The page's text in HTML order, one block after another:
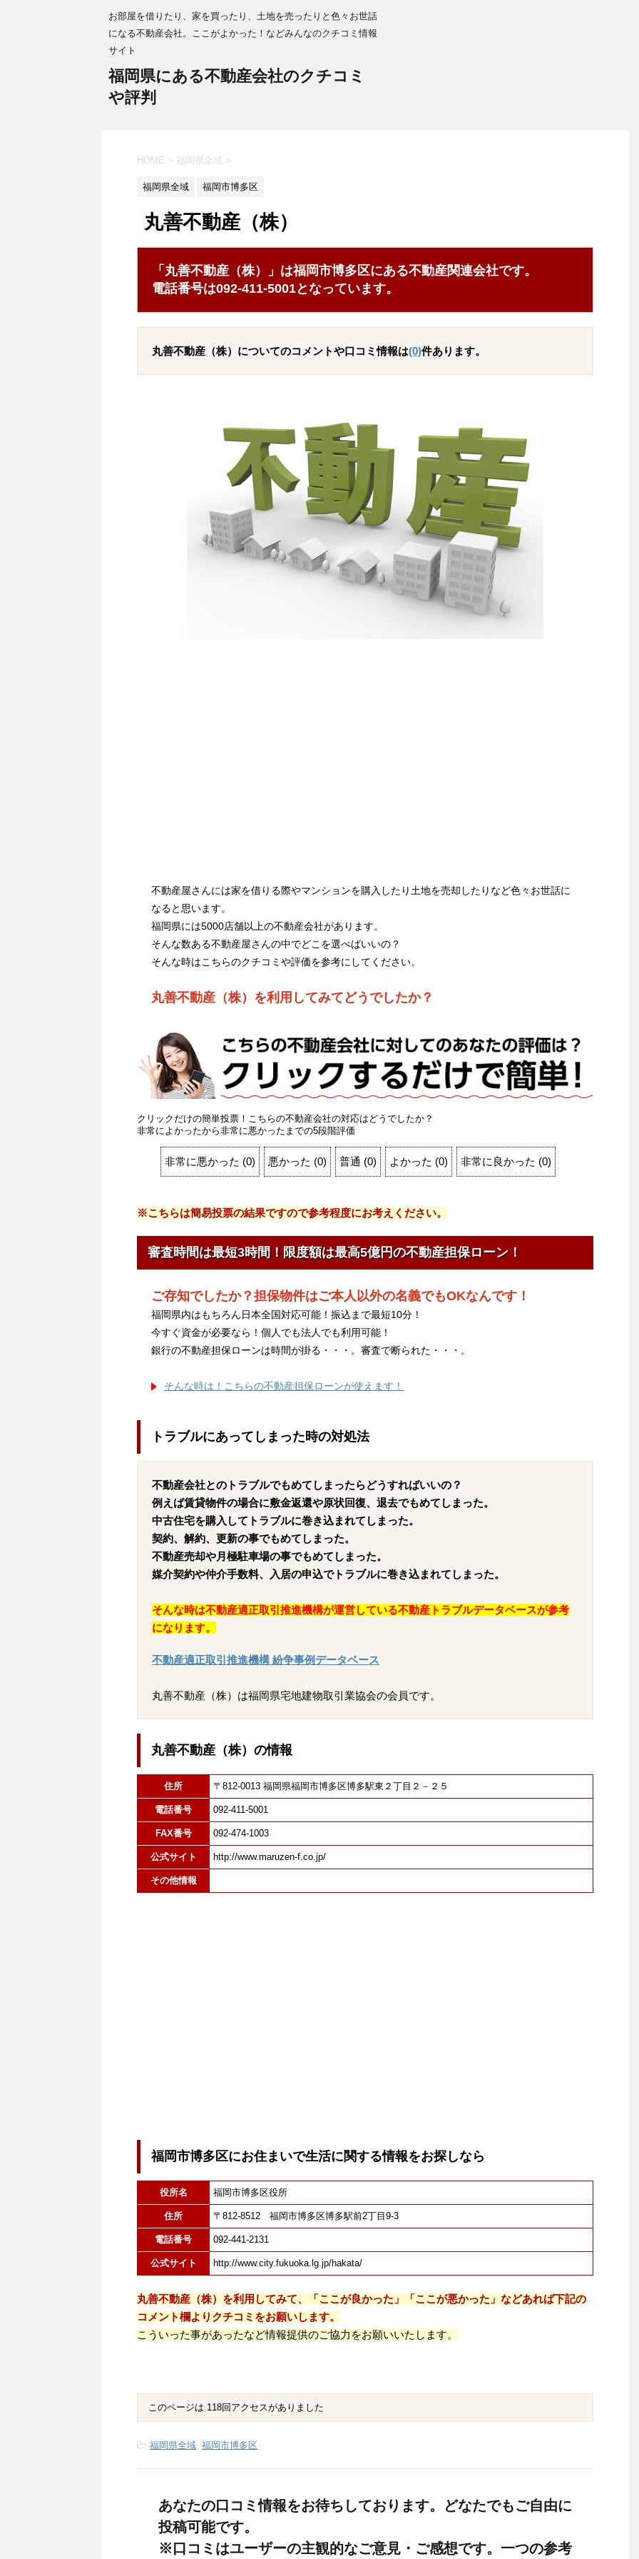
お部屋を借りたり、家を買ったり、土地を売ったりと色々お世話
になる不動産会社。ここがよかった！などみんなのクチコミ情報
サイト
福岡県にある不動産会社のクチコミ
や評判
HOME > 福岡県全域 >
福岡県全域 福岡市博多区
丸善不動産（株）
「丸善不動産（株）」は福岡市博多区にある不動産関連会社です。
電話番号は092-411-5001となっています。
丸善不動産（株）についてのコメントや口コミ情報は(0)件あります。
不動産屋さんには家を借りる際やマンションを購入したり土地を売却したりなど色々お世話に
なると思います。
福岡県には5000店舗以上の不動産会社があります。
そんな数ある不動産屋さんの中でどこを選べばいいの？
そんな時はこちらのクチコミや評価を参考にしてください。
丸善不動産（株）を利用してみてどうでしたか？
クリックだけの簡単投票！こちらの不動産会社の対応はどうでしたか？
非常によかったから非常に悪かったまでの5段階評価
非常に悪かった (0) 悪かった (0) 普通 (0) よかった (0) 非常に良かった (0)
※こちらは簡易投票の結果ですので参考程度にお考えください。
審査時間は最短3時間！限度額は最高5億円の不動産担保ローン！
ご存知でしたか？担保物件はご本人以外の名義でもOKなんです！
福岡県内はもちろん日本全国対応可能！振込まで最短10分！
今すぐ資金が必要なら！個人でも法人でも利用可能！
銀行の不動産担保ローンは時間が掛る・・・。審査で断られた・・・。
そんな時は！こちらの不動産担保ローンが使えます！
トラブルにあってしまった時の対処法
不動産会社とのトラブルでもめてしまったらどうすればいいの？
例えば賃貸物件の場合に敷金返還や原状回復、退去でもめてしまった。
中古住宅を購入してトラブルに巻き込まれてしまった。
契約、解約、更新の事でもめてしまった。
不動産売却や月極駐車場の事でもめてしまった。
媒介契約や仲介手数料、入居の申込でトラブルに巻き込まれてしまった。
そんな時は不動産適正取引推進機構が運営している不動産トラブルデータベースが参考
になります。
不動産適正取引推進機構 紛争事例データベース
丸善不動産（株）は福岡県宅地建物取引業協会の会員です。
丸善不動産（株）の情報
住所 〒812-0013 福岡県福岡市博多区博多駅東２丁目２－２５
電話番号 092-411-5001
FAX番号 092-474-1003
公式サイト http://www.maruzen-f.co.jp/
その他情報
福岡市博多区にお住まいで生活に関する情報をお探しなら
役所名 福岡市博多区役所
住所 〒812-8512 福岡市博多区博多駅前2丁目9-3
電話番号 092-441-2131
公式サイト http://www.city.fukuoka.lg.jp/hakata/
丸善不動産（株）を利用してみて、「ここが良かった」「ここが悪かった」などあれば下記の
コメント欄よりクチコミをお願いします。
こういった事があったなど情報提供のご協力をお願いいたします。
このページは 118回アクセスがありました
-福岡県全域, 福岡市博多区
あなたの口コミ情報をお待ちしております。どなたでもご自由に
投稿可能です。
※口コミはユーザーの主観的なご意見・ご感想です。一つの参考